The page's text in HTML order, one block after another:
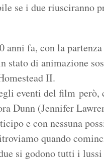
se i due riusciranno
anni fa, con la
stato di animazione
II.
eventi del film però,
Dunn (Jennifer
e con nessuna
quando
si godono tutti i